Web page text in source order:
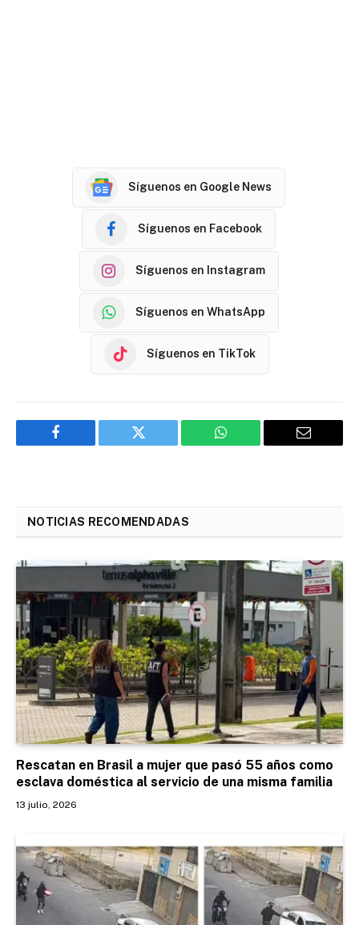
Síguenos en Google News
Síguenos en Facebook
Síguenos en Instagram
Síguenos en WhatsApp
Síguenos en TikTok
Facebook Twitter WhatsApp Email
NOTICIAS RECOMENDADAS
Rescatan en Brasil a mujer que pasó 55 años como
esclava doméstica al servicio de una misma familia
13 julio, 2026